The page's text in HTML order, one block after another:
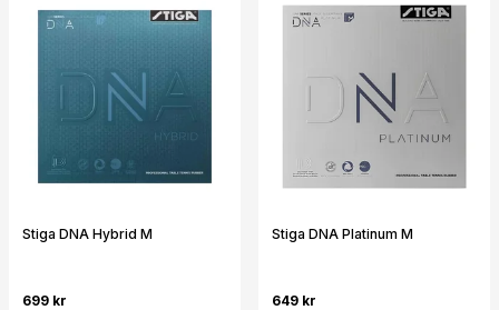
Stiga DNA Hybrid M
699 kr
Stiga DNA Platinum M
649 kr